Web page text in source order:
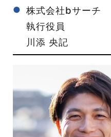
株式会社bサーチ
執行役員
川添 央記